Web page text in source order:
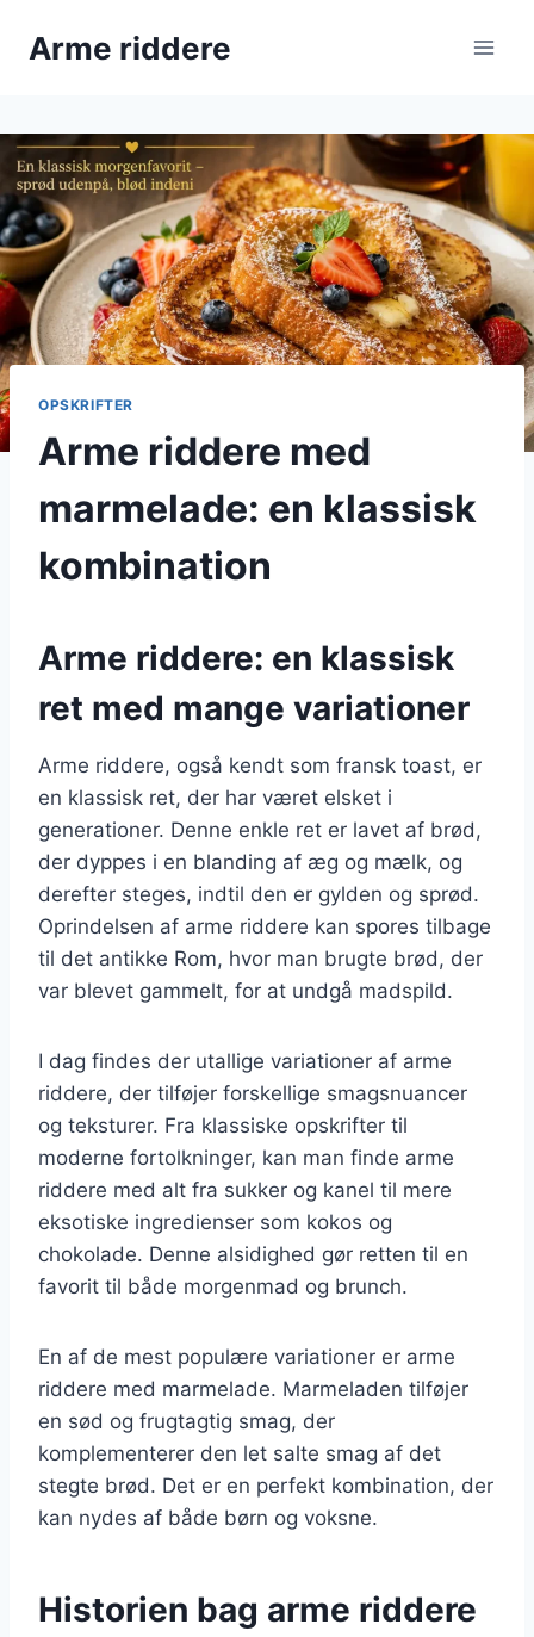
Arme riddere
OPSKRIFTER
Arme riddere med
marmelade: en klassisk
kombination
Arme riddere: en klassisk
ret med mange variationer
Arme riddere, også kendt som fransk toast, er
en klassisk ret, der har været elsket i
generationer. Denne enkle ret er lavet af brød,
der dyppes i en blanding af æg og mælk, og
derefter steges, indtil den er gylden og sprød.
Oprindelsen af arme riddere kan spores tilbage
til det antikke Rom, hvor man brugte brød, der
var blevet gammelt, for at undgå madspild.
I dag findes der utallige variationer af arme
riddere, der tilføjer forskellige smagsnuancer
og teksturer. Fra klassiske opskrifter til
moderne fortolkninger, kan man finde arme
riddere med alt fra sukker og kanel til mere
eksotiske ingredienser som kokos og
chokolade. Denne alsidighed gør retten til en
favorit til både morgenmad og brunch.
En af de mest populære variationer er arme
riddere med marmelade. Marmeladen tilføjer
en sød og frugtagtig smag, der
komplementerer den let salte smag af det
stegte brød. Det er en perfekt kombination, der
kan nydes af både børn og voksne.
Historien bag arme riddere